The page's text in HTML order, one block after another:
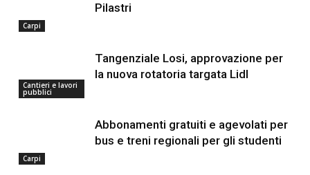
Carpi
Pilastri
Cantieri e lavori
pubblici
Tangenziale Losi, approvazione per
la nuova rotatoria targata Lidl
Carpi
Abbonamenti gratuiti e agevolati per
bus e treni regionali per gli studenti